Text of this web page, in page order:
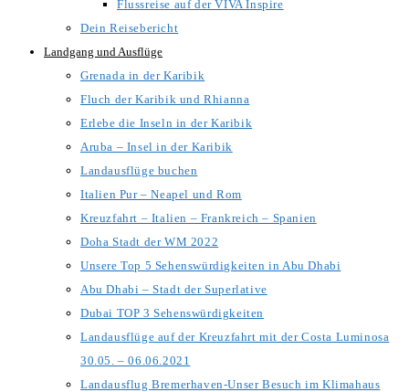
Flussreise auf der VIVA Inspire
Dein Reisebericht
Landgang und Ausflüge
Grenada in der Karibik
Fluch der Karibik und Rhianna
Erlebe die Inseln in der Karibik
Aruba – Insel in der Karibik
Landausflüge buchen
Italien Pur – Neapel und Rom
Kreuzfahrt – Italien – Frankreich – Spanien
Doha Stadt der WM 2022
Unsere Top 5 Sehenswürdigkeiten in Abu Dhabi
Abu Dhabi – Stadt der Superlative
Dubai TOP 3 Sehenswürdigkeiten
Landausflüge auf der Kreuzfahrt mit der Costa Luminosa
30.05. – 06.06.2021
Landausflug Bremerhaven-Unser Besuch im Klimahaus